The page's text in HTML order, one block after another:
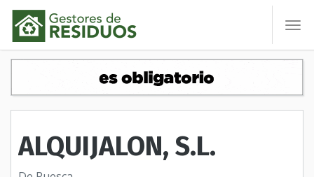
ALQUIJALON, S.L.